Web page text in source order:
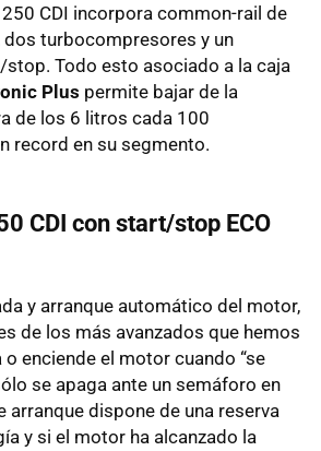
250 CDI incorpora common-rail de
dos turbocompresores y un
Todo esto asociado a la caja
Plus permite bajar de la
de los 6 litros cada 100
record en su segmento.
CDI con start/stop ECO
y arranque automático del motor,
de los más avanzados que hemos
enciende el motor cuando “se
se apaga ante un semáforo en
arranque dispone de una reserva
y si el motor ha alcanzado la